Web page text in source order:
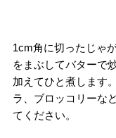
1cm角に切ったじゃ
をまぶしてバターで
加えてひと煮します
ラ、ブロッコリーな
てください。